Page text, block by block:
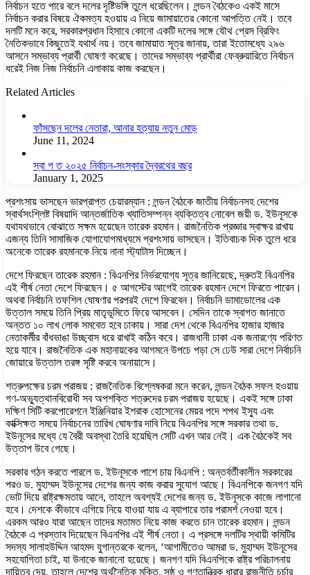
নির্বাচন হতে পারে বলে দলের দৃষ্টিভঙ্গি তুলে ধরেছিলেন। লন্ডন বৈঠকেও একই মাসে
নির্বাচন করার বিষয়ে ঐকমত্য হওয়ায় এ নিয়ে জামায়াতের কোনো আপত্তি নেই। তবে
দলটি মনে করে, সরকারপ্রধান হিসাবে কোনো একটি দলের সঙ্গে যৌথ প্রেস ব্রিফিং
নৈতিকভাবে কিছুতেই যথার্থ নয়। তবে জামায়াত সূত্র জানায়, তারা ইতোমধ্যে ২৯৬
আসনে সম্ভাব্য প্রার্থী ঘোষণা করেছে। তাদের সম্ভাব্য প্রার্থীরা ফেব্রুয়ারিতে নির্বাচন
ধরেই নিজ নিজ নির্বাচনি এলাকায় কাজ করছেন।
Related Articles
ফাঁসছেন দলের নেতারা, আনার হত্যায় নতুন মোড়
June 11, 2024
স্বা গ ত ২০২৫ নির্বাচন-সংস্কার দ্বৈরথের বছর
January 1, 2025
প্রশংসায় ভাসছেন ভারপ্রাপ্ত চেয়ারম্যান : লন্ডন বৈঠকে জাতীয় নির্বাচনসহ দেশের
স্বার্থসংশ্লিষ্ট বিষয়াদি আন্তর্জাতিক খ্যাতিসম্পন্ন ব্যক্তিত্ব নোবেল জয়ী ড. ইউনূসকে
যথাযথভাবে বোঝাতে সক্ষম হয়েছেন তারেক রহমান। রাজনৈতিক প্রজ্ঞার স্বাক্ষর রাখায়
এজন্য তিনি সামাজিক যোগাযোগমাধ্যমে প্রশংসায় ভাসছেন। ইতিবাচক দিক তুলে ধরে
অনেকে তারেক রহমানকে নিয়ে নানা স্ট্যাটাস দিচ্ছেন।
দেশে ফিরছেন তারেক রহমান : বিএনপির নির্ভরযোগ্য সূত্র জানিয়েছে, দ্রুতই বিএনপির
এই শীর্ষ নেতা দেশে ফিরছেন। ৫ আগস্টের আগেই তারেক রহমান দেশে ফিরতে পারেন।
অথবা নির্বাচনি তফশিল ঘোষণার পরপরই দেশে ফিরবেন। নির্বাচনি ডামাডোলের এক
উত্তাল সময়ে তিনি প্রিয় মাতৃভূমিতে ফিরে আসবেন। সেদিন তাকে স্বাগত জানাতে
অন্তত ১০ লাখ লোক সমবেত হবে ঢাকায়। সারা দেশ থেকে বিএনপির হাজার হাজার
নেতাকর্মীর বাঁধভাঙা উচ্ছ্বাস ধরে রাখাই কঠিন কবে। রাজধানী ঢাকা এক জনারণ্যে পরিণত
হয়ে যাবে। রাজনৈতিক এক মহানায়কের আগমনে উপচে পড়া সে ঢেউ সারা দেশে নির্বাচনি
জোয়ারে উত্তাল তরঙ্গ সৃষ্টি করবে অনায়াসে।
শত্রুপক্ষের চরম পরাজয় : রাজনৈতিক বিশ্লেষকরা মনে করেন, লন্ডন বৈঠক সফল হওয়ায়
গণ-অভ্যুত্থানবিরোধী সব অপশক্তি শত্রুদের চরম পরাজয় হয়েছে। একই সঙ্গে ঢাকা
দক্ষিণ সিটি করপোরেশনে ইঞ্জিনিয়ার ইশরাক হোসেনের মেয়র পদে শপথ ইস্যু এবং
কাক্সিক্ষত সময়ে নির্বাচনের তারিখ ঘোষণার দাবি নিয়ে বিএনপির সঙ্গে সরকার তথা ড.
ইউনূসের মধ্যে যে বৈরী অবস্থা তৈরি হয়েছিল সেটি এখন আর নেই। এক বৈঠকেই সব
উত্তাপ উবে গেছে।
সরকার গঠন করতে পারলে ড. ইউনূসকে পাশে চায় বিএনপি : অন্তর্বর্তীকালীন সরকারের
পরও ড. মুহাম্মদ ইউনূসের দেশের জন্য কাজ করার সুযোগ আছে। বিএনপিকে জনগণ যদি
ভোট দিয়ে রাষ্ট্রক্ষমতায় আনে, তাহলে অবশ্যই দেশের জন্য ড. ইউনূসকে কাজে লাগানো
হবে। দেশকে কীভাবে এগিয়ে নিয়ে যাওয়া যায় এ ব্যাপারে তার পরামর্শ নেওয়া হবে।
এরকম আরও যারা আছেন তাদের মতামত নিয়ে কাজ করতে চান তারেক রহমান। লন্ডন
বৈঠকে এ প্রস্তাব দিয়েছেন বিএনপির এই শীর্ষ নেতা। এ প্রসঙ্গে দলটির স্থায়ী কমিটির
সদস্য সালাহউদ্দিন আহমদ যুগান্তরকে বলেন, ‘আগামীতেও আমরা ড. মুহাম্মদ ইউনূসের
সহযোগিতা চাই, যা উনাকে জানানো হয়েছে। জনগণ যদি বিএনপিকে রাষ্ট্র পরিচালনায়
দায়িত্ব দেয়, তাহলে দেশের অর্থনৈতিক মুক্তি, সুষ্ঠু ও গণতান্ত্রিক ধারার রাজনীতি চর্চার